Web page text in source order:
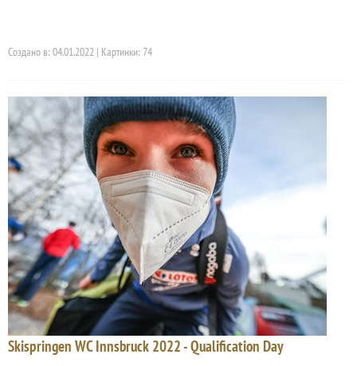
Создано в: 04.01.2022 | Картинки: 74
Skispringen WC Innsbruck 2022 - Qualification Day